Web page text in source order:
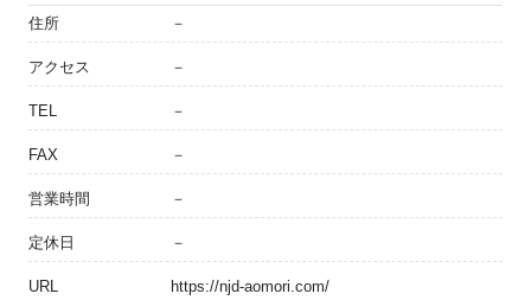
住所 －
アクセス －
TEL －
FAX －
営業時間 －
定休日 －
URL https://njd-aomori.com/